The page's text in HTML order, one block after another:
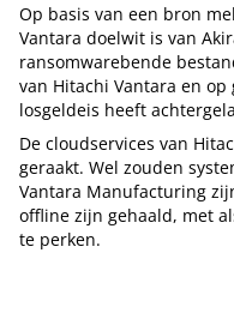
Op basis van een bron
Vantara doelwit is van
ransomwarebende
van Hitachi Vantara en
losgeldeis heeft
De cloudservices van
geraakt. Wel zouden
Vantara Manufacturing
offline zijn gehaald, met
te perken.